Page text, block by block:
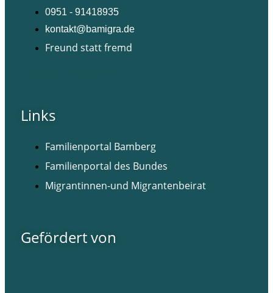
0951 - 91418935
kontakt@bamigra.de
Freund statt fremd
Links
Familienportal Bamberg
Familienportal des Bundes
Migrantinnen-und Migrantenbeirat
Gefördert von